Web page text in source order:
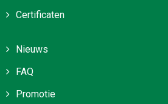
Certificaten
Nieuws
FAQ
Promotie